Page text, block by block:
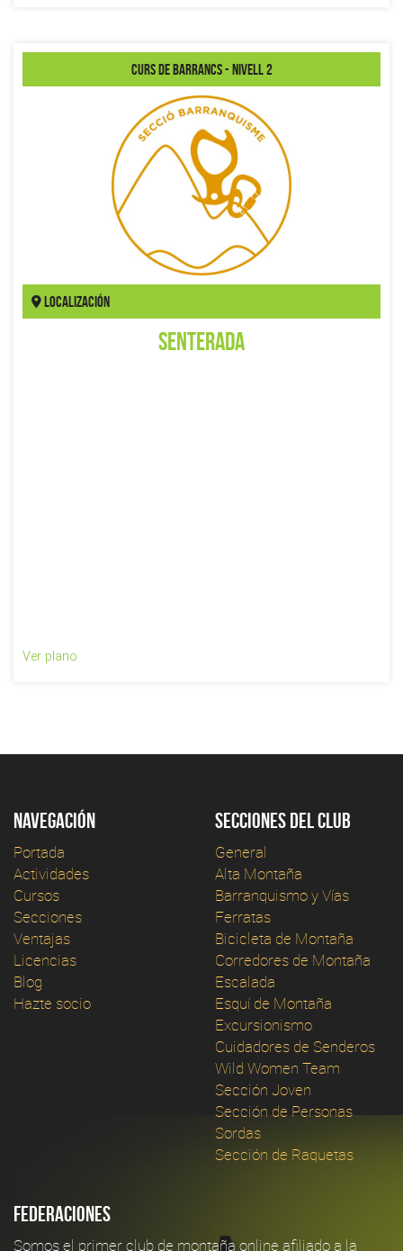
Curs de Barrancs - nivell 2
Localización
Senterada
Ver plano
Navegación
Portada
Actividades
Cursos
Secciones
Ventajas
Licencias
Blog
Hazte socio
Secciones del club
General
Alta Montaña
Barranquismo y Vías
Ferratas
Bicicleta de Montaña
Corredores de Montaña
Escalada
Esquí de Montaña
Excursionismo
Cuidadores de Senderos
Wild Women Team
Sección Joven
Sección de Personas
Sordas
Sección de Raquetas
Federaciones
Somos el primer club de montaña online afiliado a la